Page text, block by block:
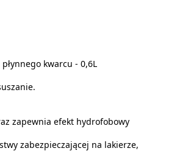
płynnego kwarcu - 0,6L
zapewnia efekt hydrofobowy
zabezpieczającej na lakierze,